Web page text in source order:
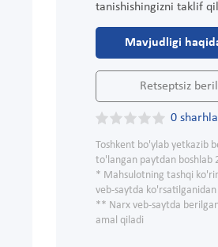
tanishishingizni taklif
Mavjudligi
Retseptsiz
0
Toshkent bo'ylab yetkazib
to'langan paytdan boshlab
* Mahsulotning tashqi
veb-saytda
** Narx veb-saytda
amal qiladi